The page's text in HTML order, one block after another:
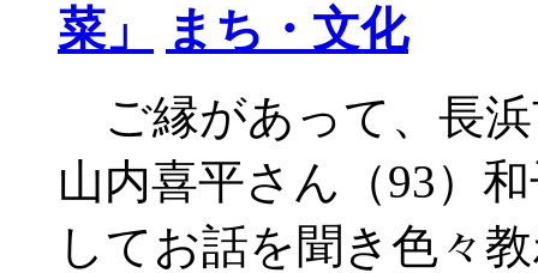
菜」
まち・文化
ご縁があって、長
山内喜平さん（93）
してお話を聞き色々